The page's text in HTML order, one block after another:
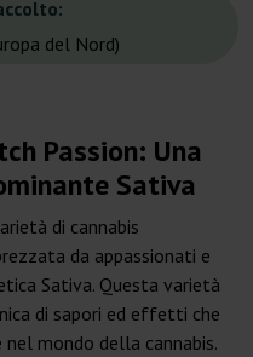
del Nord)
Passion: Una
Sativa
di cannabis
da appassionati e
Sativa. Questa varietà
di sapori ed effetti che
mondo della cannabis.